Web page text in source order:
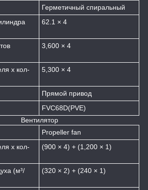
Герметичный спиральный
62.1 × 4
3,600 × 4
х кол-
5,300 × 4
Прямой привод
FVC68D(PVE)
Вентилятор
Propeller fan
х кол-
(900 × 4) + (1,200 × 1)
(м³/
(320 × 2) + (240 × 1)